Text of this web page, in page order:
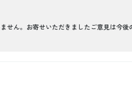
ん。お寄せいただきましたご意見は今